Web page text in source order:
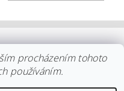
IITTALA |
O NÁKUPU | KDO JSME
procházením tohoto
používáním.